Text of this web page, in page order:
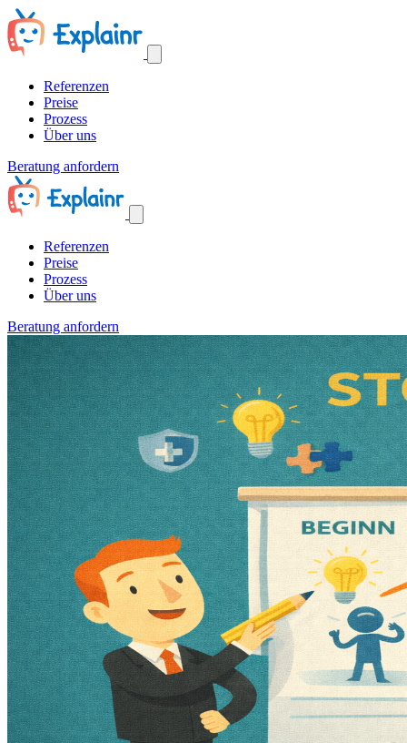
Referenzen
Preise
Prozess
Über uns
Beratung anfordern
Referenzen
Preise
Prozess
Über uns
Beratung anfordern